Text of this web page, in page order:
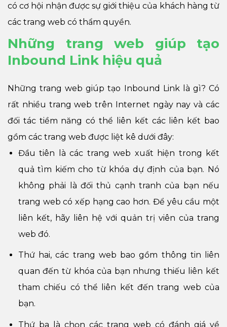
có cơ hội nhận được sự giới thiệu của khách hàng từ
các trang web có thẩm quyền.
Những trang web giúp tạo
Inbound Link hiệu quả
Những trang web giúp tạo Inbound Link là gì? Có
rất nhiều trang web trên Internet ngày nay và các
đối tác tiềm năng có thể liên kết các liên kết bao
gồm các trang web được liệt kê dưới đây:
Đầu tiên là các trang web xuất hiện trong kết
quả tìm kiếm cho từ khóa dự định của bạn. Nó
không phải là đối thủ cạnh tranh của bạn nếu
trang web có xếp hạng cao hơn. Để yêu cầu một
liên kết, hãy liên hệ với quản trị viên của trang
web đó.
Thứ hai, các trang web bao gồm thông tin liên
quan đến từ khóa của bạn nhưng thiếu liên kết
tham chiếu có thể liên kết đến trang web của
bạn.
Thứ ba là chọn các trang web có đánh giá về